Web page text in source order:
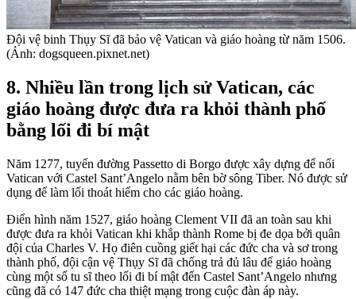
Đội vệ binh Thụy Sĩ đã bảo vệ Vatican và giáo hoàng từ năm 1506.
(Ảnh: dogsqueen.pixnet.net)
8. Nhiều lần trong lịch sử Vatican, các
giáo hoàng được đưa ra khỏi thành phố
bằng lối đi bí mật
Năm 1277, tuyến đường Passetto di Borgo được xây dựng để nối
Vatican với Castel Sant’Angelo nằm bên bờ sông Tiber. Nó được sử
dụng để làm lối thoát hiểm cho các giáo hoàng.
Điển hình năm 1527, giáo hoàng Clement VII đã an toàn sau khi
được đưa ra khỏi Vatican khi khắp thành Rome bị đe dọa bởi quân
đội của Charles V. Họ điên cuồng giết hại các đức cha và sơ trong
thành phố, đội cận vệ Thụy Sĩ đã chống trả đủ lâu để giáo hoàng
cùng một số tu sĩ theo lối đi bí mật đến Castel Sant’Angelo nhưng
cũng đã có 147 đức cha thiệt mạng trong cuộc đàn áp này.